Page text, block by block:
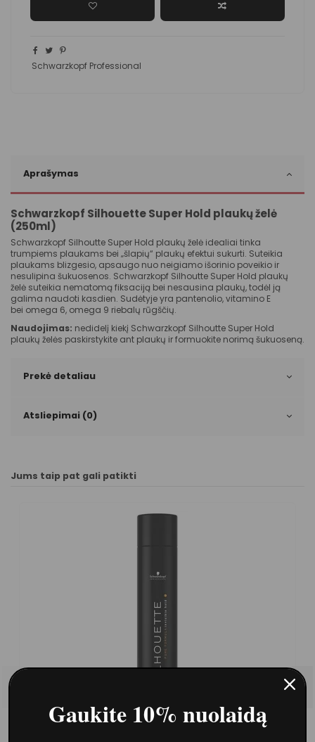
Schwarzkopf Professional
Aprašymas
Schwarzkopf Silhouette Super Hold plaukų želė
(250ml)
Schwarzkopf Silhoutte Super Hold plaukų želė idealiai tinka
trumpiems plaukams bei „šlapių“ plaukų efektui sukurti. Suteikia
plaukams blizgesio, apsaugo nuo neigiamo išorinio poveikio ir
nesulipina šukuosenos. Schwarzkopf Silhoutte Super Hold plaukų
želė suteikia nematomą fiksaciją bei nesausina plaukų, todėl ją
galima naudoti kasdien. Sudėtyje yra pantenolio, vitamino E
bei omega 6, omega 9 riebalų rūgščių.
Naudojimas: nedidelį kiekį Schwarzkopf Silhoutte Super Hold
plaukų želės paskirstykite ant plaukų ir formuokite norimą šukuoseną.
Prekė detaliau
Atsliepimai (0)
Jums taip pat gali patikti
Gaukite 10% nuolaidą